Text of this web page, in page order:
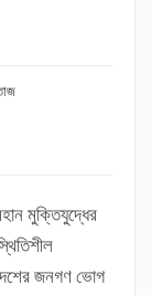
মুক্তিযুদ্ধের
জনগণ ভোগ